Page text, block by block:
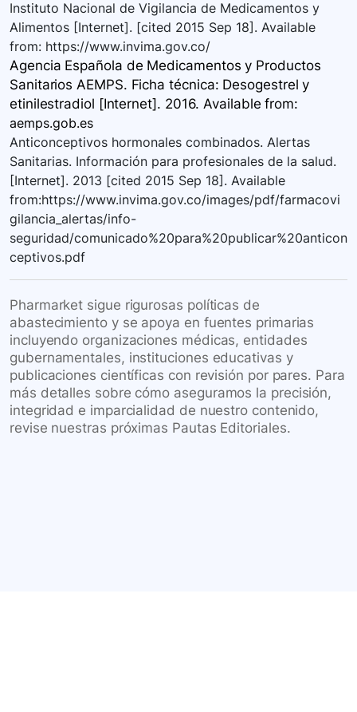
Instituto Nacional de Vigilancia de Medicamentos y
Alimentos [Internet]. [cited 2015 Sep 18]. Available
from: https://www.invima.gov.co/
Agencia Española de Medicamentos y Productos
Sanitarios AEMPS. Ficha técnica: Desogestrel y
etinilestradiol [Internet]. 2016. Available from:
aemps.gob.es
Anticonceptivos hormonales combinados. Alertas
Sanitarias. Información para profesionales de la salud.
[Internet]. 2013 [cited 2015 Sep 18]. Available
from:https://www.invima.gov.co/images/pdf/farmacovi
gilancia_alertas/info-
seguridad/comunicado%20para%20publicar%20anticon
ceptivos.pdf
Pharmarket sigue rigurosas políticas de
abastecimiento y se apoya en fuentes primarias
incluyendo organizaciones médicas, entidades
gubernamentales, instituciones educativas y
publicaciones científicas con revisión por pares. Para
más detalles sobre cómo aseguramos la precisión,
integridad e imparcialidad de nuestro contenido,
revise nuestras próximas Pautas Editoriales.